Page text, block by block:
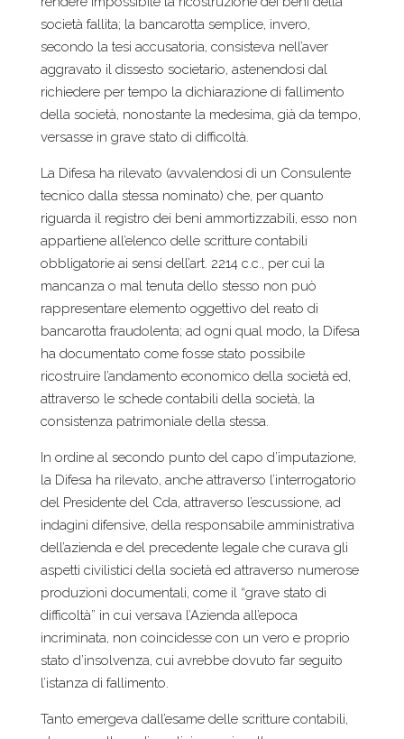
società fallita; la bancarotta semplice, invero,
secondo la tesi accusatoria, consisteva nell’aver
aggravato il dissesto societario, astenendosi dal
richiedere per tempo la dichiarazione di fallimento
della società, nonostante la medesima, già da tempo,
versasse in grave stato di difficoltà.
La Difesa ha rilevato (avvalendosi di un Consulente
tecnico dalla stessa nominato) che, per quanto
riguarda il registro dei beni ammortizzabili, esso non
appartiene all’elenco delle scritture contabili
obbligatorie ai sensi dell’art. 2214 c.c., per cui la
mancanza o mal tenuta dello stesso non può
rappresentare elemento oggettivo del reato di
bancarotta fraudolenta; ad ogni qual modo, la Difesa
ha documentato come fosse stato possibile
ricostruire l’andamento economico della società ed,
attraverso le schede contabili della società, la
consistenza patrimoniale della stessa.
In ordine al secondo punto del capo d’imputazione,
la Difesa ha rilevato, anche attraverso l’interrogatorio
del Presidente del Cda, attraverso l’escussione, ad
indagini difensive, della responsabile amministrativa
dell’azienda e del precedente legale che curava gli
aspetti civilistici della società ed attraverso numerose
produzioni documentali, come il “grave stato di
difficoltà” in cui versava l’Azienda all’epoca
incriminata, non coincidesse con un vero e proprio
stato d’insolvenza, cui avrebbe dovuto far seguito
l’istanza di fallimento.
Tanto emergeva dall’esame delle scritture contabili,